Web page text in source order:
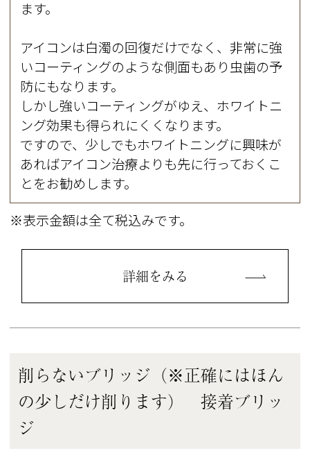
ます。
アイコンは白濁の回復だけでなく、非常に強
いコーティングのような側面もあり虫歯の予
防にもなります。
しかし強いコーティングがゆえ、ホワイトニ
ング効果も得られにくくなります。
ですので、少しでもホワイトニングに興味が
あればアイコン治療よりも先に行っておくこ
とをお勧めします。
※表示金額は全て税込みです。
詳細をみる
削らないブリッジ（※正確にはほん
の少しだけ削ります） 接着ブリッ
ジ